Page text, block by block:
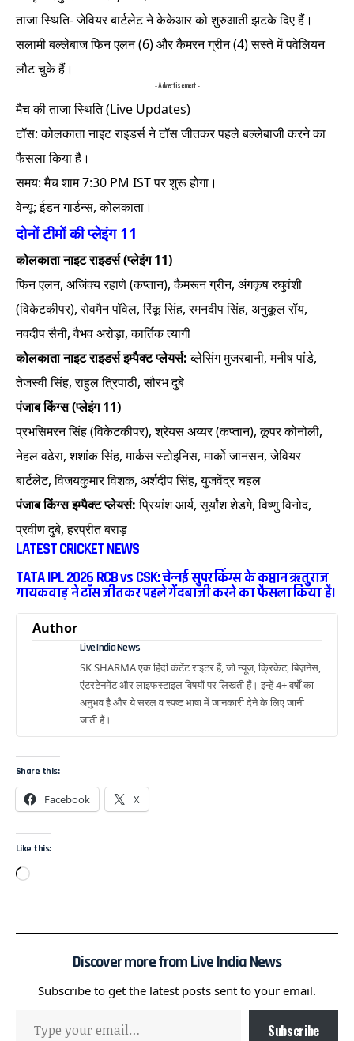
ताजा स्थिति- जेवियर बार्टलेट ने केकेआर को शुरुआती झटके दिए हैं।
सलामी बल्लेबाज फिन एलन (6) और कैमरन ग्रीन (4) सस्ते में पवेलियन
लौट चुके हैं।
- Advertisement -
मैच की ताजा स्थिति (Live Updates)
टॉस: कोलकाता नाइट राइडर्स ने टॉस जीतकर पहले बल्लेबाजी करने का
फैसला किया है।
समय: मैच शाम 7:30 PM IST पर शुरू होगा।
वेन्यू: ईडन गार्डन्स, कोलकाता।
दोनों टीमों की प्लेइंग 11
कोलकाता नाइट राइडर्स (प्लेइंग 11)
फिन एलन, अजिंक्य रहाणे (कप्तान), कैमरून ग्रीन, अंगकृष रघुवंशी
(विकेटकीपर), रोवमैन पॉवेल, रिंकू सिंह, रमनदीप सिंह, अनुकूल रॉय,
नवदीप सैनी, वैभव अरोड़ा, कार्तिक त्यागी
कोलकाता नाइट राइडर्स इम्पैक्ट प्लेयर्स:ब्लेसिंग मुजरबानी, मनीष पांडे,
तेजस्वी सिंह, राहुल त्रिपाठी, सौरभ दुबे
पंजाब किंग्स (प्लेइंग 11)
प्रभसिमरन सिंह (विकेटकीपर), श्रेयस अय्यर (कप्तान), कूपर कोनोली,
नेहल वढेरा, शशांक सिंह, मार्कस स्टोइनिस, मार्को जानसन, जेवियर
बार्टलेट, विजयकुमार विशक, अर्शदीप सिंह, युजवेंद्र चहल
पंजाब किंग्स इम्पैक्ट प्लेयर्स:प्रियांश आर्य, सूर्यांश शेडगे, विष्णु विनोद,
प्रवीण दुबे, हरप्रीत बराड़
LATEST CRICKET NEWS
TATA IPL 2026 RCB vs CSK: चेन्नई सुपर किंग्स के कप्तान ऋतुराज
गायकवाड़ ने टॉस जीतकर पहले गेंदबाजी करने का फैसला किया है।
Author
Live India News
SK SHARMA एक हिंदी कंटेंट राइटर हैं, जो न्यूज, क्रिकेट, बिज़नेस,
एंटरटेनमेंट और लाइफस्टाइल विषयों पर लिखती हैं। इन्हें 4+ वर्षों का
अनुभव है और ये सरल व स्पष्ट भाषा में जानकारी देने के लिए जानी
जाती हैं।
Share this:
Facebook X
Like this:
Discover more from Live India News
Subscribe to get the latest posts sent to your email.
Subscribe